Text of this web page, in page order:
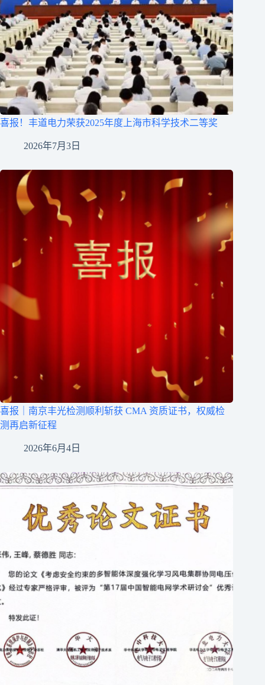
喜报！丰道电力荣获2025年度上海市科学技术二等奖
2026年7月3日
喜报｜南京丰光检测顺利斩获 CMA 资质证书，权威检
测再启新征程
2026年6月4日